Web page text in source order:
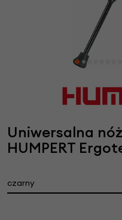
Uniwersalna
HUMPERT
czarny